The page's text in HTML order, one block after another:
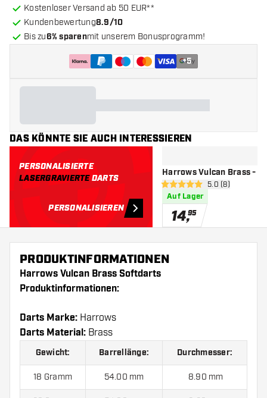
Kostenloser Versand ab 50 EUR**
Kundenbewertung8.9/10
Bis zu6% sparenmit unserem Bonusprogramm!
+5
DAS KÖNNTE SIE AUCH INTERESSIEREN
PERSONALISIERTE
LASERGRAVIERTEDARTS
PERSONALISIEREN
Harrows Vulcan Brass -
5 Bewertungssterne
5.0 (8)
Auf Lager
14,95
PRODUKTINFORMATIONEN
Harrows Vulcan Brass Softdarts
Produktinformationen:
Darts Marke: Harrows
Darts Material: Brass
Gewicht: Barrellänge: Durchmesser:
18 Gramm 54.00 mm 8.90 mm